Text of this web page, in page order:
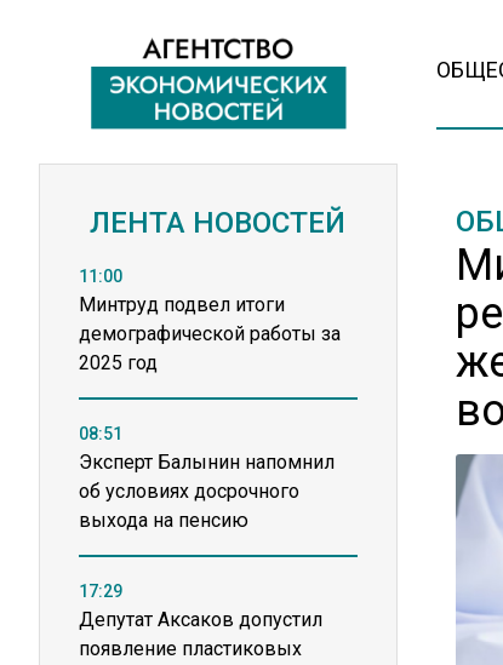
ЛЕНТА НОВОСТЕЙ
11:00
Минтруд подвел итоги
демографической работы за
2025 год
08:51
Эксперт Балынин напомнил
об условиях досрочного
выхода на пенсию
17:29
Депутат Аксаков допустил
появление пластиковых